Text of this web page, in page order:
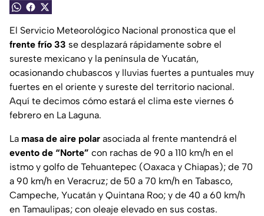
El Servicio Meteorológico Nacional pronostica que el
frente frío 33 se desplazará rápidamente sobre el
sureste mexicano y la península de Yucatán,
ocasionando chubascos y lluvias fuertes a puntuales muy
fuertes en el oriente y sureste del territorio nacional.
Aquí te decimos cómo estará el clima este viernes 6
febrero en La Laguna.
La masa de aire polar asociada al frente mantendrá el
evento de “Norte” con rachas de 90 a 110 km/h en el
istmo y golfo de Tehuantepec (Oaxaca y Chiapas); de 70
a 90 km/h en Veracruz; de 50 a 70 km/h en Tabasco,
Campeche, Yucatán y Quintana Roo; y de 40 a 60 km/h
en Tamaulipas; con oleaje elevado en sus costas.